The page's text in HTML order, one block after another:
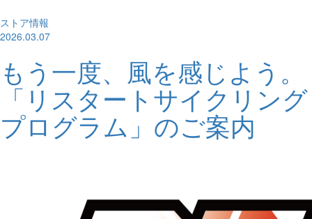
ストア情報
2026.03.07
もう一度、風を感じよう。
「リスタートサイクリング
プログラム」のご案内